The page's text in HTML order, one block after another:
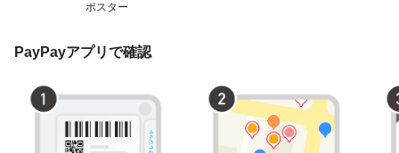
ポスター
PayPayアプリで確認